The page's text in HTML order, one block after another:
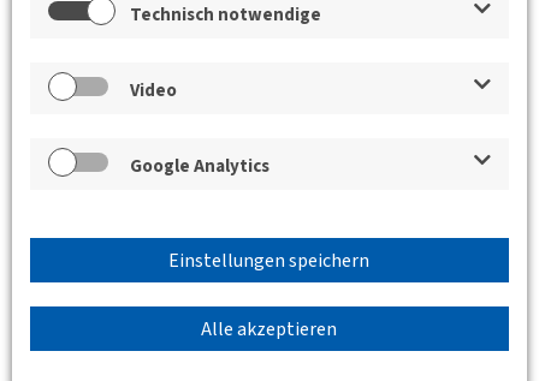
Technisch notwendige
Video
Google Analytics
Einstellungen speichern
Alle akzeptieren